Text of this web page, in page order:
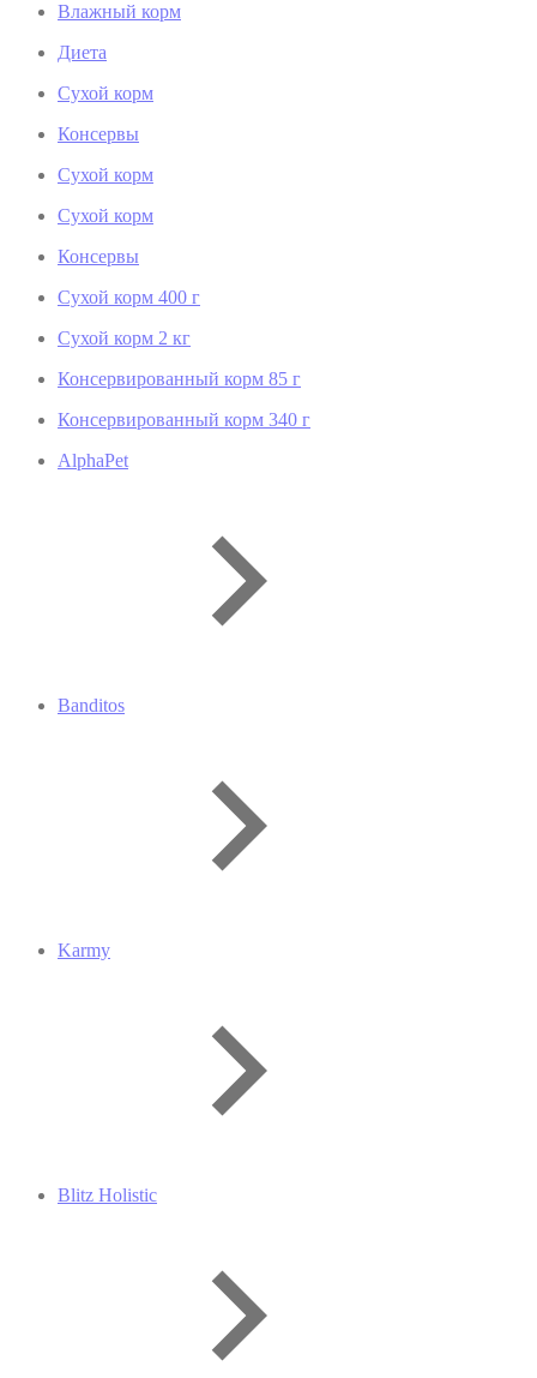
Влажный корм
Диета
Сухой корм
Консервы
Сухой корм
Сухой корм
Консервы
Сухой корм 400 г
Сухой корм 2 кг
Консервированный корм 85 г
Консервированный корм 340 г
AlphaPet
Banditos
Karmy
Blitz Holistic